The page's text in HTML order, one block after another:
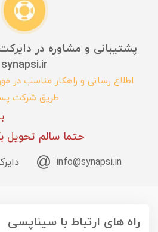
پشتیبانی و مشاوره در
synapsi.ir
اطلاع رسانی و راهکار مناسب در
طریق شرکت
حتما سالم تحویل
info@synapsi.in
راه های ارتباط با سیناپسی